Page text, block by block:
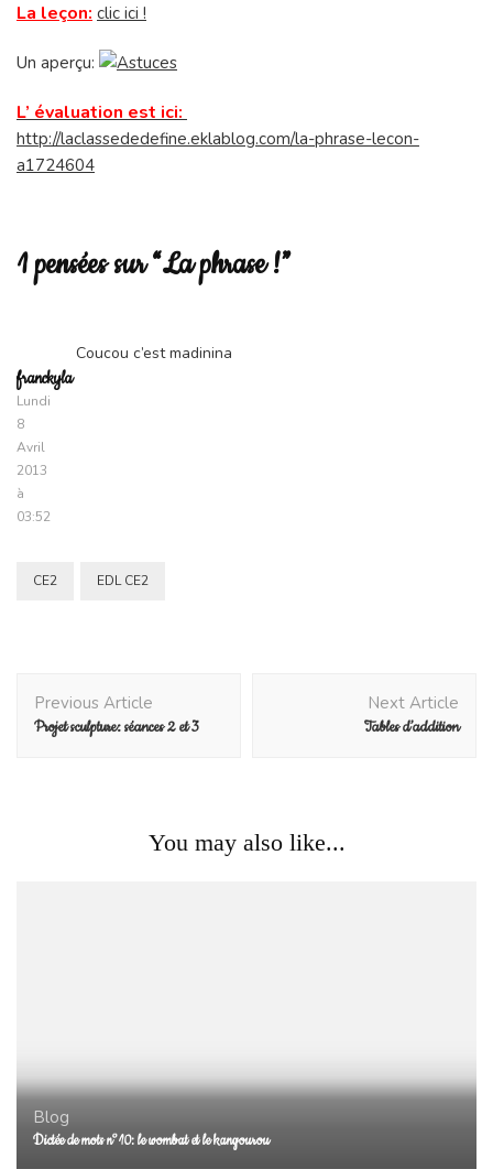
La leçon: clic ici !
Un aperçu:
L’ évaluation est ici:
http://laclassededefine.eklablog.com/la-phrase-lecon-
a1724604
1 pensées sur “La phrase !”
franckyla
Lundi
8
Avril
2013
à
03:52
Coucou c’est madinina
CE2 EDL CE2
Navigation
Previous Article
Projet sculpture: séances 2 et 3
Next Article
Tables d’addition
You may also like...
Blog
Dictée de mots n°10: le wombat et le kangourou